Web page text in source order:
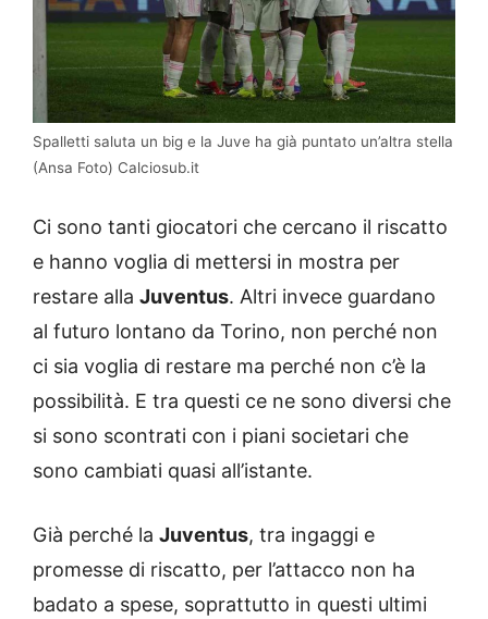
Spalletti saluta un big e la Juve ha già puntato un’altra stella
(Ansa Foto) Calciosub.it
Ci sono tanti giocatori che cercano il riscatto
e hanno voglia di mettersi in mostra per
restare alla Juventus. Altri invece guardano
al futuro lontano da Torino, non perché non
ci sia voglia di restare ma perché non c’è la
possibilità. E tra questi ce ne sono diversi che
si sono scontrati con i piani societari che
sono cambiati quasi all’istante.
Già perché la Juventus, tra ingaggi e
promesse di riscatto, per l’attacco non ha
badato a spese, soprattutto in questi ultimi